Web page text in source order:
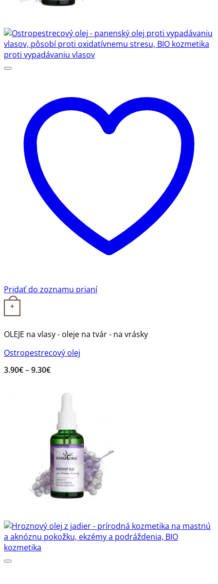
Pridať do zoznamu prianí
+
Tento produkt má viacero variantov. Možnosti si môžete
OLEJE na vlasy - oleje na tvár - na vrásky
Ostropestrecový olej
3.90€–9.30€Price
through